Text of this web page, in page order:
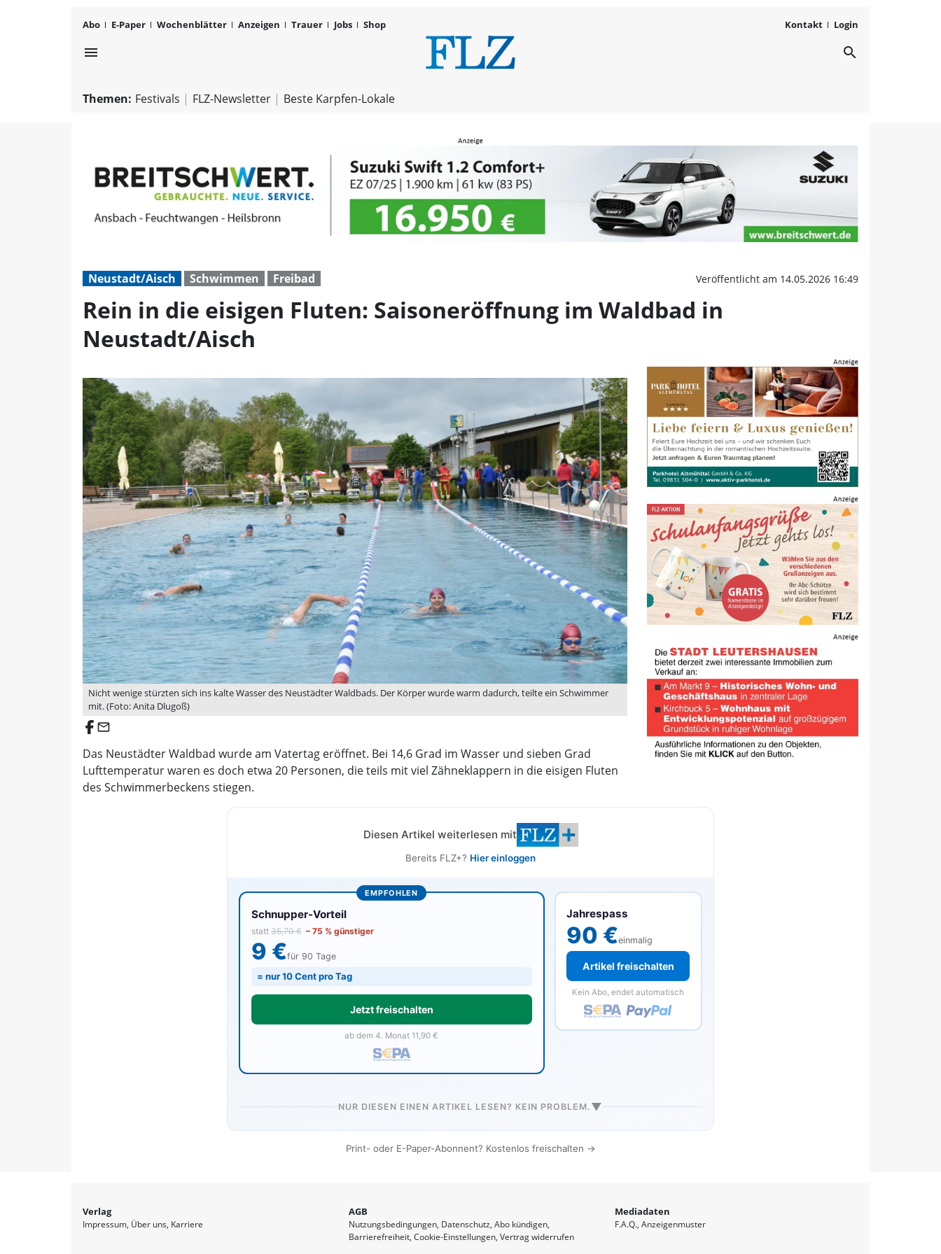
Abo E-Paper Wochenblätter Anzeigen Trauer Jobs Shop Kontakt Login
menu Rein in die eisigen Fluten: search
Themen: Festivals FLZ-Newsletter Beste Karpfen-Lokale
Neustadt/Aisch Schwimmen Freibad Veröffentlicht am 14.05.2026 16:49
Rein in die eisigen Fluten: Saisoneröffnung im Waldbad in
Neustadt/Aisch
Nicht wenige stürzten sich ins kalte Wasser des Neustädter Waldbads. Der Körper wurde warm dadurch, teilte ein Schwimmer
mit. (Foto: Anita Dlugoß)
email
Das Neustädter Waldbad wurde am Vatertag eröffnet. Bei 14,6 Grad im Wasser und sieben Grad
Lufttemperatur waren es doch etwa 20 Personen, die teils mit viel Zähneklappern in die eisigen Fluten
des Schwimmerbeckens stiegen.
Diesen Artikel weiterlesen mit
Bereits FLZ+? Hier einloggen
Jahrespass
90 €einmalig
Artikel freischalten
Kein Abo, endet automatisch
EMPFOHLEN
Schnupper-Vorteil
statt 35,70 € – 75 % günstiger
9 €für 90 Tage
= nur 10 Cent pro Tag
Jetzt freischalten
ab dem 4. Monat 11,90 €
NUR DIESEN EINEN ARTIKEL LESEN? KEIN PROBLEM. ▼
Print- oder E-Paper-Abonnent? Kostenlos freischalten →
Verlag
Impressum Über uns Karriere
AGB
Nutzungsbedingungen Datenschutz Abo kündigen
Barrierefreiheit Cookie-Einstellungen Vertrag widerrufen
Mediadaten
F.A.Q. Anzeigenmuster